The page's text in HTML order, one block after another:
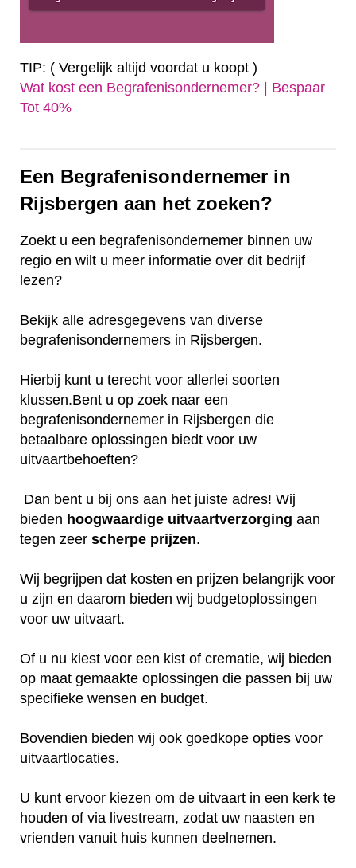
TIP: ( Vergelijk altijd voordat u koopt )
Wat kost een Begrafenisondernemer? | Bespaar
Tot 40%‎
Een Begrafenisondernemer in
Rijsbergen aan het zoeken?
Zoekt u een begrafenisondernemer binnen uw
regio en wilt u meer informatie over dit bedrijf
lezen?
Bekijk alle adresgegevens van diverse
begrafenisondernemers in Rijsbergen.
Hierbij kunt u terecht voor allerlei soorten
klussen.Bent u op zoek naar een
begrafenisondernemer in Rijsbergen die
betaalbare oplossingen biedt voor uw
uitvaartbehoeften?
Dan bent u bij ons aan het juiste adres! Wij
bieden hoogwaardige uitvaartverzorging aan
tegen zeer scherpe prijzen.
Wij begrijpen dat kosten en prijzen belangrijk voor
u zijn en daarom bieden wij budgetoplossingen
voor uw uitvaart.
Of u nu kiest voor een kist of crematie, wij bieden
op maat gemaakte oplossingen die passen bij uw
specifieke wensen en budget.
Bovendien bieden wij ook goedkope opties voor
uitvaartlocaties.
U kunt ervoor kiezen om de uitvaart in een kerk te
houden of via livestream, zodat uw naasten en
vrienden vanuit huis kunnen deelnemen.